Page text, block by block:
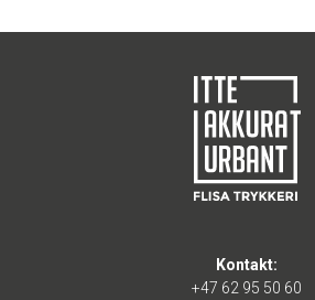
Kontakt:
+47 62 95 50 60